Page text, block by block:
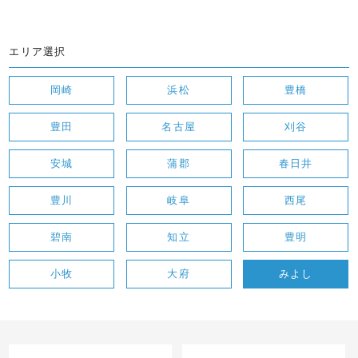
エリア選択
岡崎 浜松 豊橋
豊田 名古屋 刈谷
安城 蒲郡 春日井
豊川 岐阜 西尾
碧南 知立 豊明
小牧 大府 みよし